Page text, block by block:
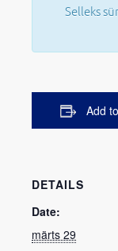
Selleks
Add
DETAILS
Date:
märts 29